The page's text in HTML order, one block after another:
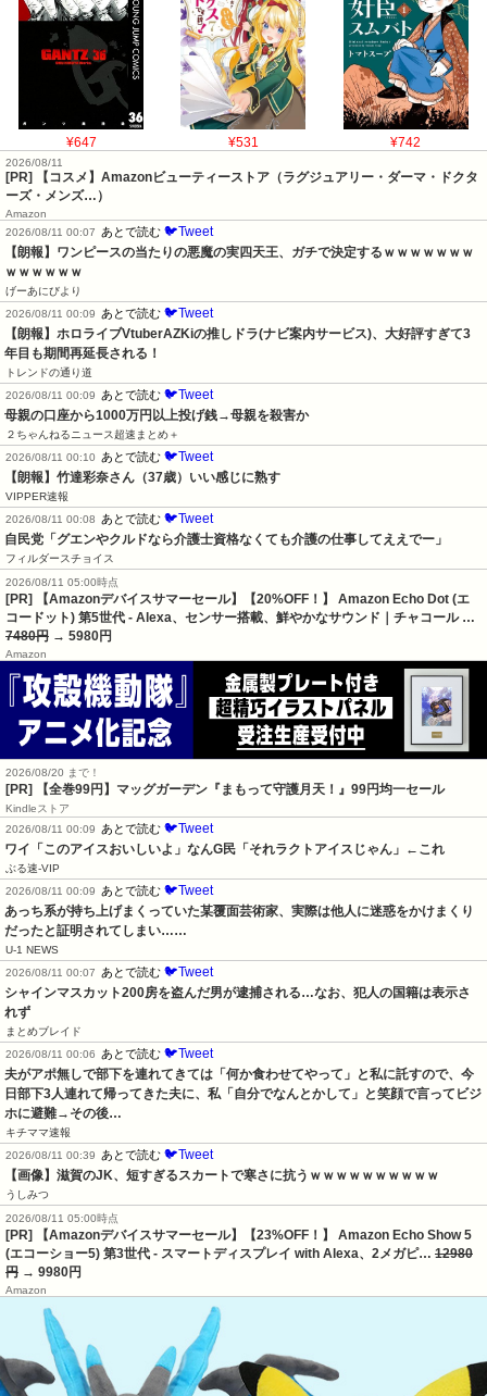
¥647 ¥531 ¥742
2026/08/11
[PR] 【コスメ】Amazonビューティーストア（ラグジュアリー・ダーマ・ドクタ
ーズ・メンズ…）
Amazon
2026/08/11 00:07 あとで読む 🐦Tweet
【朗報】ワンピースの当たりの悪魔の実四天王、ガチで決定するｗｗｗｗｗｗｗ
ｗｗｗｗｗｗ
げーあにびより
2026/08/11 00:09 あとで読む 🐦Tweet
【朗報】ホロライブVtuberAZKiの推しドラ(ナビ案内サービス)、大好評すぎて3
年目も期間再延長される！
トレンドの通り道
2026/08/11 00:09 あとで読む 🐦Tweet
母親の口座から1000万円以上投げ銭→母親を殺害か
２ちゃんねるニュース超速まとめ＋
2026/08/11 00:10 あとで読む 🐦Tweet
【朗報】竹達彩奈さん（37歳）いい感じに熟す
VIPPER速報
2026/08/11 00:08 あとで読む 🐦Tweet
自民党「グエンやクルドなら介護士資格なくても介護の仕事してええでー」
フィルダースチョイス
2026/08/11 05:00時点
[PR] 【Amazonデバイスサマーセール】【20%OFF！】 Amazon Echo Dot (エ
コードット) 第5世代 - Alexa、センサー搭載、鮮やかなサウンド｜チャコール …
7480円 → 5980円
Amazon
2026/08/20 まで！
[PR] 【全巻99円】マッグガーデン『まもって守護月天！』99円均一セール
Kindleストア
2026/08/11 00:09
あとで読む 🐦Tweet
ワイ「このアイスおいしいよ」なんG民「それラクトアイスじゃん」←これ
ぶる速-VIP
2026/08/11 00:09
あとで読む 🐦Tweet
あっち系が持ち上げまくっていた某覆面芸術家、実際は他人に迷惑をかけまくり
だったと証明されてしまい……
U-1 NEWS
2026/08/11 00:07
あとで読む 🐦Tweet
シャインマスカット200房を盗んだ男が逮捕される…なお、犯人の国籍は表示さ
れず
まとめブレイド
2026/08/11 00:06
あとで読む 🐦Tweet
夫がアポ無しで部下を連れてきては「何か食わせてやって」と私に託すので、今
日部下3人連れて帰ってきた夫に、私「自分でなんとかして」と笑顔で言ってビジ
ホに避難→その後…
キチママ速報
2026/08/11 00:39
あとで読む 🐦Tweet
【画像】滋賀のJK、短すぎるスカートで寒さに抗うｗｗｗｗｗｗｗｗｗｗ
うしみつ
2026/08/11 05:00時点
[PR] 【Amazonデバイスサマーセール】【23%OFF！】 Amazon Echo Show 5
(エコーショー5) 第3世代 - スマートディスプレイ with Alexa、2メガピ… 12980
円 → 9980円
Amazon